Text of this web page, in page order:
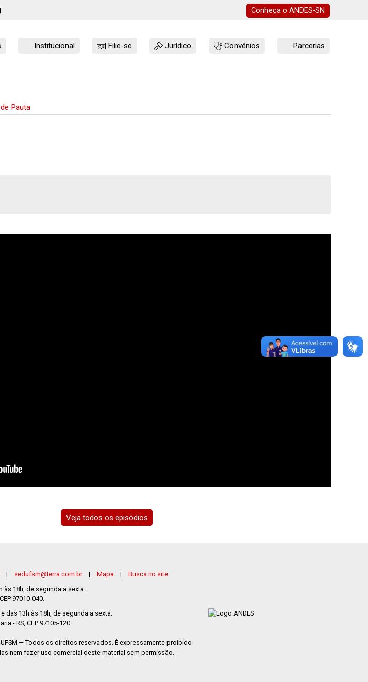
Conheça o ANDES-SN
Institucional Filie-se Jurídico Convênios Parcerias
Pauta
Veja todos os episódios
| sedufsm@terra.com.br | Mapa |
Busca no site
às 18h, de segunda a sexta.
97010-040.
das 13h às 18h, de segunda a sexta.
- RS, CEP 97105-120.
— Todos os direitos reservados. É expressamente proibido
nem fazer uso comercial deste material sem permissão.